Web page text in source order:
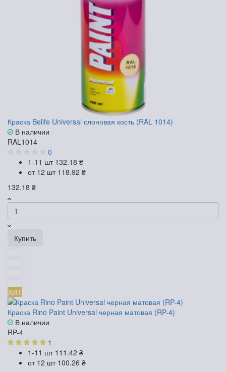
Краска Belife Universal слоновая кость (RAL 1014)
В наличии
RAL1014
0
1-11 шт 132.18 ₴
от 12 шт 118.92 ₴
132.18 ₴
Купить
ХИТ
Краска Rino Paint Universal черная матовая (RP-4)
В наличии
RP-4
1
1-11 шт 111.42 ₴
от 12 шт 100.26 ₴